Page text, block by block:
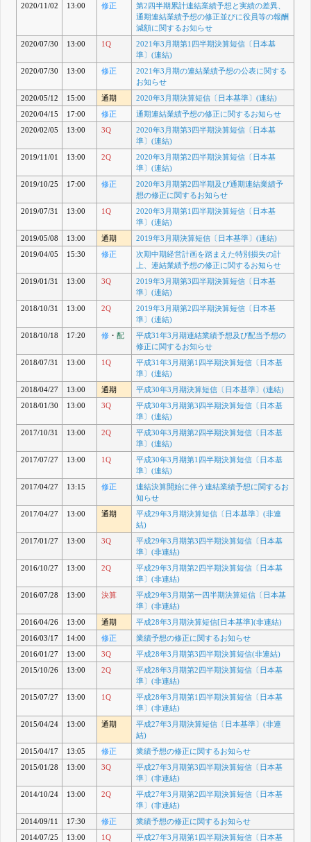
2020/11/02
13:00 修正
第2四半期累計連結業績予想と実績の差異、
通期連結業績予想の修正並びに役員等の報酬
減額に関するお知らせ
2020/07/30
13:00 1Q
2021年3月期第1四半期決算短信〔日本基
準〕(連結)
2020/07/30
13:00 修正
2021年3月期の連結業績予想の公表に関する
お知らせ
2020/05/12
15:00 通期
2020年3月期決算短信〔日本基準〕(連結)
2020/04/15
17:00 修正
通期連結業績予想の修正に関するお知らせ
2020/02/05
13:00 3Q
2020年3月期第3四半期決算短信〔日本基
準〕(連結)
2019/11/01
13:00 2Q
2020年3月期第2四半期決算短信〔日本基
準〕(連結)
2019/10/25
17:00 修正
2020年3月期第2四半期及び通期連結業績予
想の修正に関するお知らせ
2019/07/31
13:00 1Q
2020年3月期第1四半期決算短信〔日本基
準〕(連結)
2019/05/08
13:00 通期
2019年3月期決算短信〔日本基準〕(連結)
2019/04/05
15:30 修正
次期中期経営計画を踏まえた特別損失の計
上、連結業績予想の修正に関するお知らせ
2019/01/31
13:00 3Q
2019年3月期第3四半期決算短信〔日本基
準〕(連結)
2018/10/31
13:00 2Q
2019年3月期第2四半期決算短信〔日本基
準〕(連結)
2018/10/18
17:20 修・ 配
平成31年3月期連結業績予想及び配当予想の
修正に関するお知らせ
2018/07/31
13:00 1Q
平成31年3月期第1四半期決算短信〔日本基
準〕(連結)
2018/04/27
13:00 通期
平成30年3月期決算短信〔日本基準〕(連結)
2018/01/30
13:00 3Q
平成30年3月期第3四半期決算短信〔日本基
準〕(連結)
2017/10/31
13:00 2Q
平成30年3月期第2四半期決算短信〔日本基
準〕(連結)
2017/07/27
13:00 1Q
平成30年3月期第1四半期決算短信〔日本基
準〕(連結)
2017/04/27
13:15 修正
連結決算開始に伴う連結業績予想に関するお
知らせ
2017/04/27
13:00 通期
平成29年3月期決算短信〔日本基準〕(非連
結)
2017/01/27
13:00 3Q
平成29年3月期第3四半期決算短信〔日本基
準〕(非連結)
2016/10/27
13:00 2Q
平成29年3月期第2四半期決算短信〔日本基
準〕(非連結)
2016/07/28
13:00 決算
平成29年3月期第一四半期決算短信〔日本基
準〕(非連結)
2016/04/26
13:00 通期
平成28年3月期決算短信[日本基準](非連結)
2016/03/17
14:00 修正
業績予想の修正に関するお知らせ
2016/01/27
13:00 3Q
平成28年3月期第3四半期決算短信(非連結)
2015/10/26
13:00 2Q
平成28年3月期第2四半期決算短信〔日本基
準〕(非連結)
2015/07/27
13:00 1Q
平成28年3月期第1四半期決算短信〔日本基
準〕(非連結)
2015/04/24
13:00 通期
平成27年3月期決算短信〔日本基準〕(非連
結)
2015/04/17
13:05 修正
業績予想の修正に関するお知らせ
2015/01/28
13:00 3Q
平成27年3月期第3四半期決算短信〔日本基
準〕(非連結)
2014/10/24
13:00 2Q
平成27年3月期第2四半期決算短信〔日本基
準〕(非連結)
2014/09/11
17:30 修正
業績予想の修正に関するお知らせ
2014/07/25
13:00 1Q
平成27年3月期第1四半期決算短信〔日本基